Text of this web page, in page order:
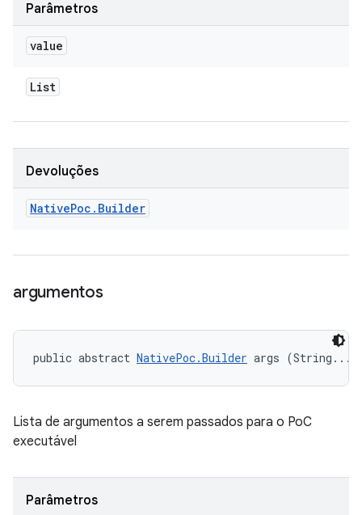
Parâmetros
value
List
Devoluções
NativePoc . Builder
argumentos
public abstract NativePoc.Builder args (String...
Lista de argumentos a serem passados ​​para o PoC
executável
Parâmetros